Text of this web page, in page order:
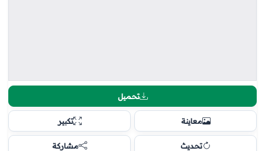
تحميل
معاينة تكبير
تحديث مشاركة